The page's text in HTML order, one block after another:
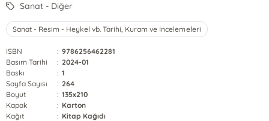
Sanat - Diğer
Sanat - Resim - Heykel vb. Tarihi, Kuram ve İncelemeleri
ISBN : 9786256462281
Basım Tarihi
: 2024-01
Baskı
: 1
Sayfa Sayısı
: 264
Boyut
: 135x210
Kapak
: Karton
Kağıt
: Kitap Kağıdı